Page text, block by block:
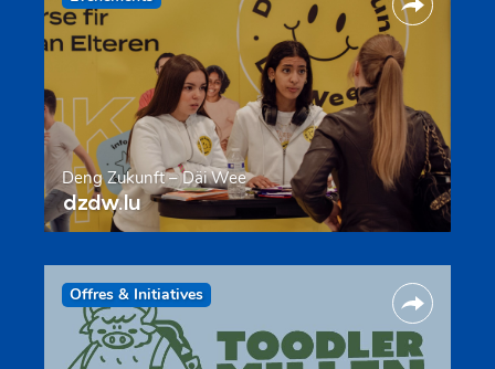
Deng Zukunft – Däi Wee
dzdw.lu
Offres & Initiatives